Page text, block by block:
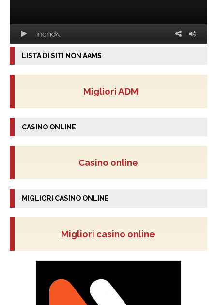
LISTA DI SITI NON AAMS
Migliori ADM
CASINO ONLINE
Casino online
MIGLIORI CASINO ONLINE
Migliori casino online